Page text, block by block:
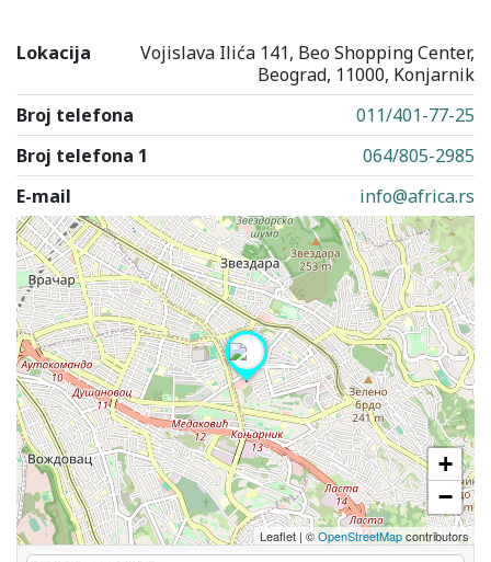
Lokacija
Vojislava Ilića 141, Beo Shopping Center,
Beograd, 11000, Konjarnik
Broj telefona
011/401-77-25
Broj telefona 1
064/805-2985
E-mail
info@africa.rs
+
−
Leaflet| ©OpenStreetMapcontributors